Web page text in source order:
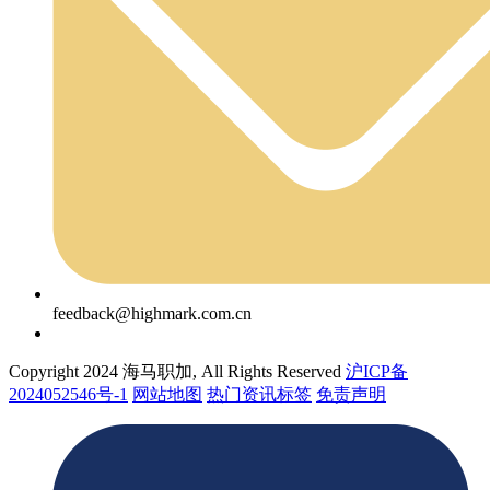
feedback@highmark.com.cn
Copyright 2024 海马职加, All Rights Reserved 沪ICP备
2024052546号-1 网站地图 热门资讯标签 免责声明